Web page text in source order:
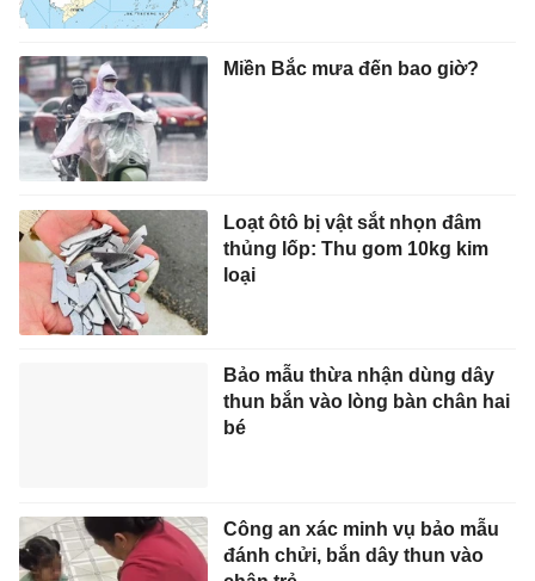
Miền Bắc mưa đến bao giờ?
Loạt ôtô bị vật sắt nhọn đâm
thủng lốp: Thu gom 10kg kim
loại
Bảo mẫu thừa nhận dùng dây
thun bắn vào lòng bàn chân hai
bé
Công an xác minh vụ bảo mẫu
đánh chửi, bắn dây thun vào